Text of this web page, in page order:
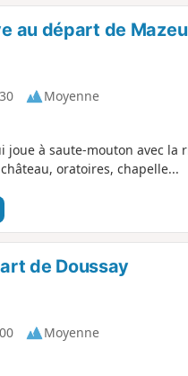
au départ de
Moyenne
à saute-mouton avec
oratoires, chapelle...
de Doussay
Moyenne